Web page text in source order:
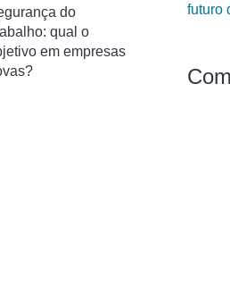
do
qual o
em empresas
futuro